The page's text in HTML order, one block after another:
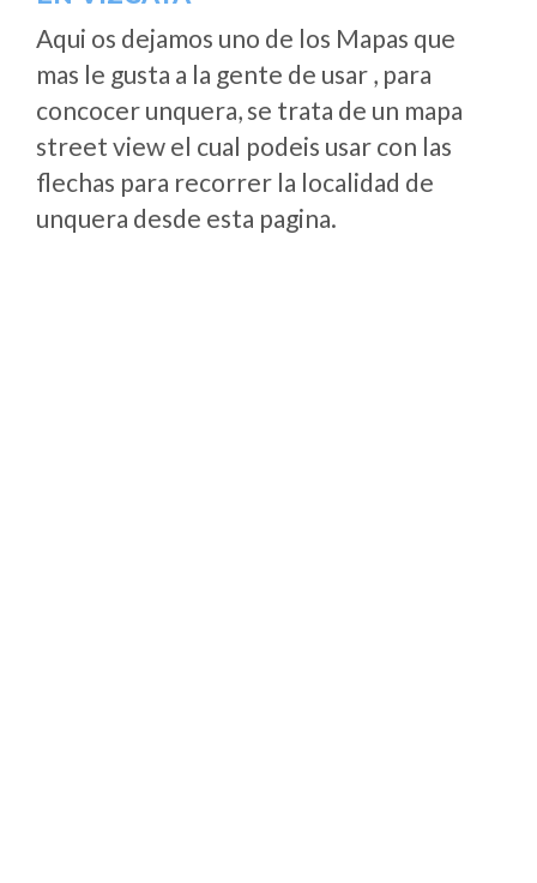
Aqui os dejamos uno de los Mapas que
mas le gusta a la gente de usar , para
concocer unquera, se trata de un mapa
street view el cual podeis usar con las
flechas para recorrer la localidad de
unquera desde esta pagina.